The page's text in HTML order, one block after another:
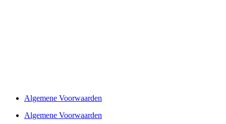
Algemene Voorwaarden
Algemene Voorwaarden